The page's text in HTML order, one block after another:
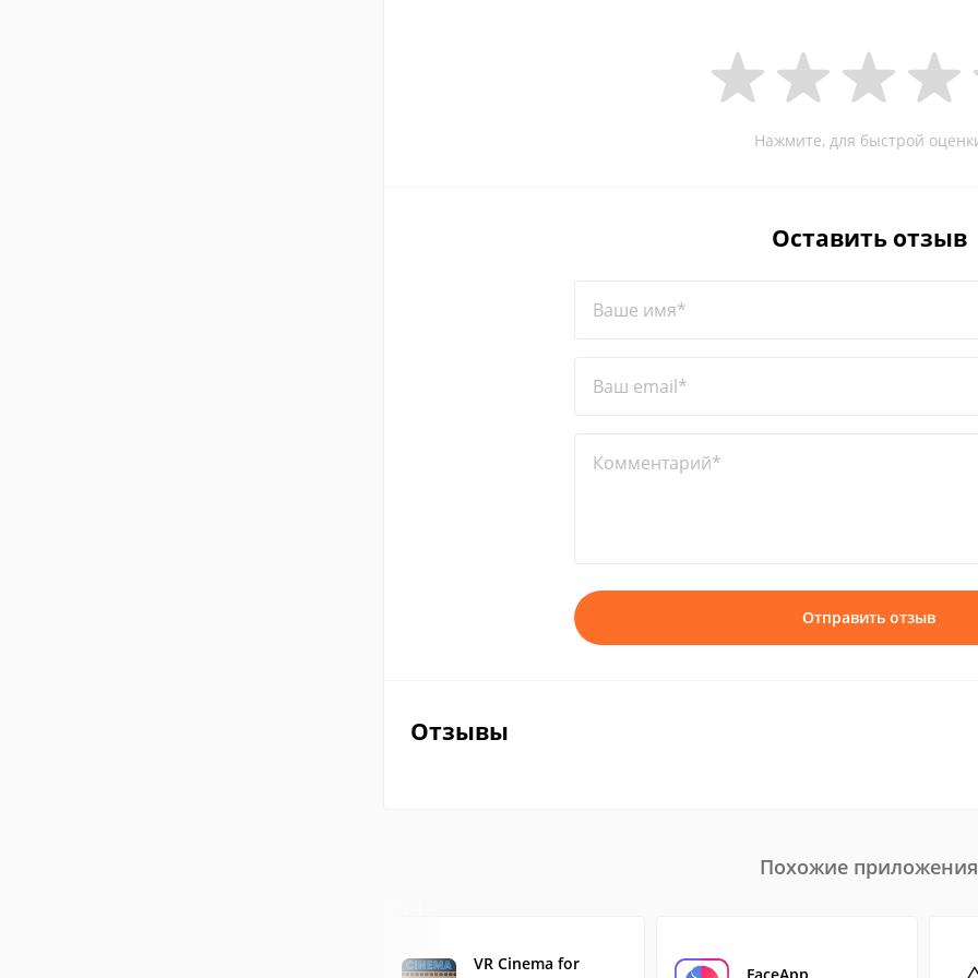
Нажмите, для быстрой
Оставить отзыв
Ваше имя*
Ваш email*
Комментарий*
Отправить отзыв
Отзывы
Похожие приложения
VR Cinema for
FaceApp